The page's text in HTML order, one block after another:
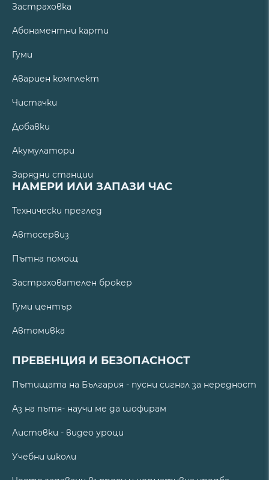
Застраховка
Абонаментни карти
Гуми
Авариен комплект
Чистачки
Добавки
Акумулатори
Зарядни станции
НАМЕРИ ИЛИ ЗАПАЗИ ЧАС
Технически преглед
Автосервиз
Пътна помощ
Застрахователен брокер
Гуми център
Автомивка
ПРЕВЕНЦИЯ И БЕЗОПАСНОСТ
Пътищата на България - пусни сигнал за нередност
Аз на пътя- научи ме да шофирам
Листовки - видео уроци
Учебни школи